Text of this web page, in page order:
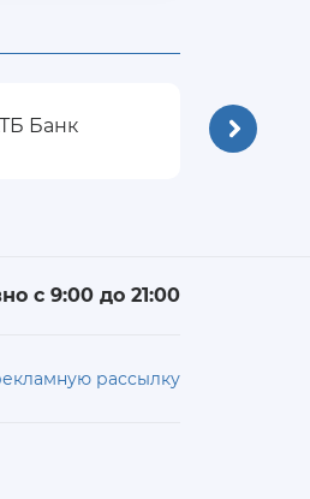
с 9:00 до 21:00
рассылку